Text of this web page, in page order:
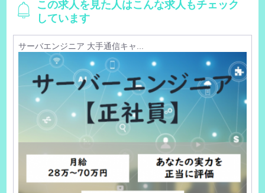
この求人を見た人はこんな求人もチェック
しています
サーバエンジニア 大手通信キャ...